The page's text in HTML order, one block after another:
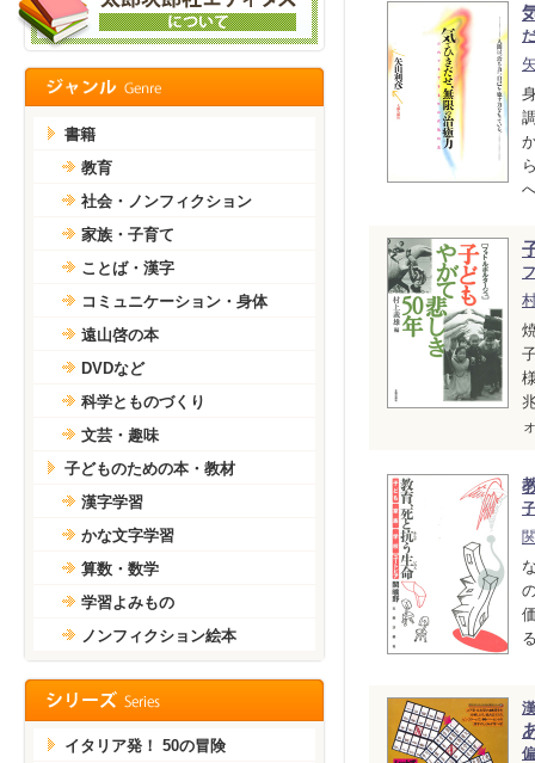
書籍
教育
社会・ノンフィクション
家族・子育て
ことば・漢字
コミュニケーション・身体
遠山啓の本
DVDなど
科学とものづくり
文芸・趣味
子どものための本・教材
漢字学習
かな文字学習
算数・数学
学習よみもの
ノンフィクション絵本
イタリア発！ 50の冒険